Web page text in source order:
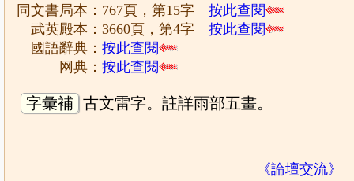
同文書局本：767頁，第15字按此查閱
武英殿本：3660頁，第4字按此查閱
國語辭典：按此查閱
网典：按此查閱
字彙補 古文雷字。註詳雨部五畫。
《論壇交流》